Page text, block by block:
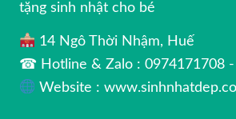
tặng sinh nhật cho bé
14 Ngô Thời Nhậm, Huế
☎ Hotline & Zalo : 0974171708 -
Website :